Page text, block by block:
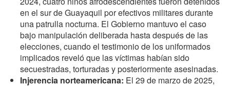
en el sur de Guayaquil por efectivos militares durante
una patrulla nocturna. El Gobierno mantuvo el caso
bajo manipulación deliberada hasta después de las
elecciones, cuando el testimonio de los uniformados
implicados reveló que las víctimas habían sido
secuestradas, torturadas y posteriormente asesinadas.
Injerencia norteamericana: El 29 de marzo de 2025,